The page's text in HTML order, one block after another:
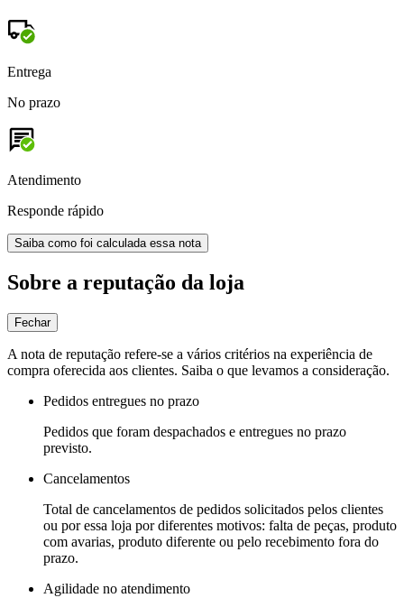
Entrega
No prazo
Atendimento
Responde rápido
Saiba como foi calculada essa nota
Sobre a reputação da loja
Fechar
A nota de reputação refere-se a vários critérios na experiência de
compra oferecida aos clientes. Saiba o que levamos a consideração.
Pedidos entregues no prazo
Pedidos que foram despachados e entregues no prazo
previsto.
Cancelamentos
Total de cancelamentos de pedidos solicitados pelos clientes
ou por essa loja por diferentes motivos: falta de peças, produto
com avarias, produto diferente ou pelo recebimento fora do
prazo.
Agilidade no atendimento